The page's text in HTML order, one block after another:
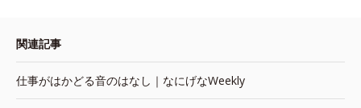
関連記事
仕事がはかどる音のはなし｜なにげなWeekly